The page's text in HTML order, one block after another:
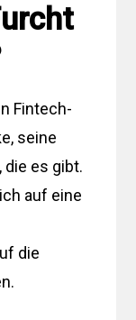
Fintech-
seine
es gibt.
auf eine
die